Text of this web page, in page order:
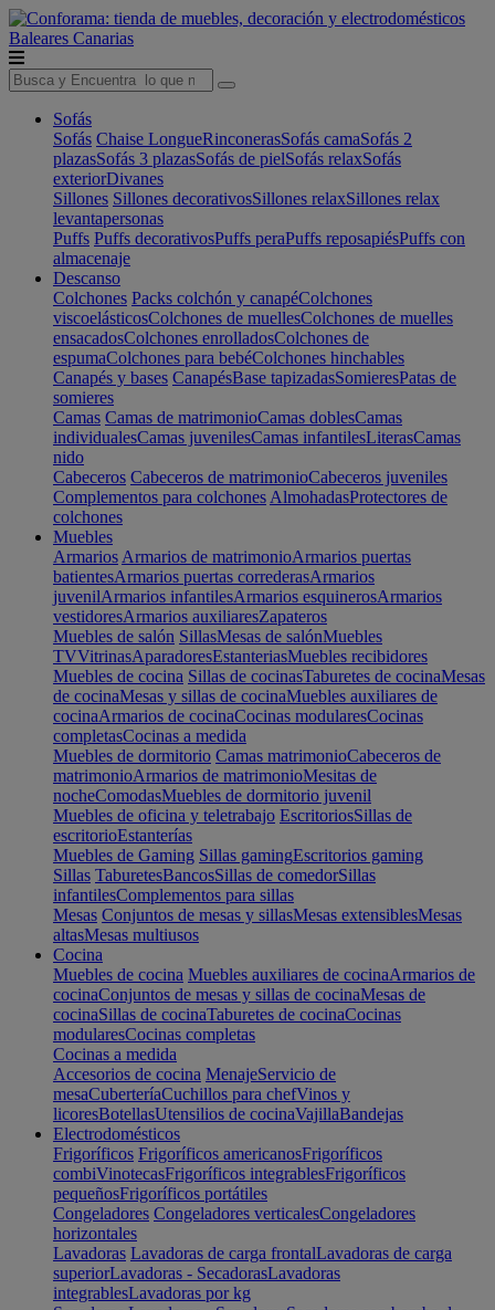
Baleares Canarias
Sofás
Sofás Chaise LongueRinconerasSofás camaSofás 2
plazasSofás 3 plazasSofás de pielSofás relaxSofás
exteriorDivanes
Sillones Sillones decorativosSillones relaxSillones relax
levantapersonas
Puffs Puffs decorativosPuffs peraPuffs reposapiésPuffs con
almacenaje
Descanso
Colchones Packs colchón y canapéColchones
viscoelásticosColchones de muellesColchones de muelles
ensacadosColchones enrolladosColchones de
espumaColchones para bebéColchones hinchables
Canapés y bases CanapésBase tapizadasSomieresPatas de
somieres
Camas Camas de matrimonioCamas doblesCamas
individualesCamas juvenilesCamas infantilesLiterasCamas
nido
Cabeceros Cabeceros de matrimonioCabeceros juveniles
Complementos para colchones AlmohadasProtectores de
colchones
Muebles
Armarios Armarios de matrimonioArmarios puertas
batientesArmarios puertas correderasArmarios
juvenilArmarios infantilesArmarios esquinerosArmarios
vestidoresArmarios auxiliaresZapateros
Muebles de salón SillasMesas de salónMuebles
TVVitrinasAparadoresEstanteriasMuebles recibidores
Muebles de cocina Sillas de cocinasTaburetes de cocinaMesas
de cocinaMesas y sillas de cocinaMuebles auxiliares de
cocinaArmarios de cocinaCocinas modularesCocinas
completasCocinas a medida
Muebles de dormitorio Camas matrimonioCabeceros de
matrimonioArmarios de matrimonioMesitas de
nocheComodasMuebles de dormitorio juvenil
Muebles de oficina y teletrabajo EscritoriosSillas de
escritorioEstanterías
Muebles de Gaming Sillas gamingEscritorios gaming
Sillas TaburetesBancosSillas de comedorSillas
infantilesComplementos para sillas
Mesas Conjuntos de mesas y sillasMesas extensiblesMesas
altasMesas multiusos
Cocina
Muebles de cocina Muebles auxiliares de cocinaArmarios de
cocinaConjuntos de mesas y sillas de cocinaMesas de
cocinaSillas de cocinaTaburetes de cocinaCocinas
modularesCocinas completas
Cocinas a medida
Accesorios de cocina MenajeServicio de
mesaCuberteríaCuchillos para chefVinos y
licoresBotellasUtensilios de cocinaVajillaBandejas
Electrodomésticos
Frigoríficos Frigoríficos americanosFrigoríficos
combiVinotecasFrigoríficos integrablesFrigoríficos
pequeñosFrigoríficos portátiles
Congeladores Congeladores verticalesCongeladores
horizontales
Lavadoras Lavadoras de carga frontalLavadoras de carga
superiorLavadoras - SecadorasLavadoras
integrablesLavadoras por kg